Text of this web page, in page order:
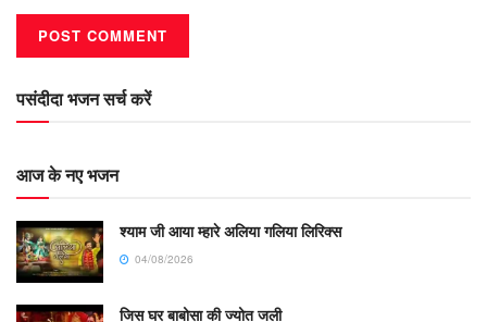
पसंदीदा भजन सर्च करें
आज के नए भजन
श्याम जी आया म्हारे अलिया गलिया लिरिक्स
04/08/2026
जिस घर बाबोसा की ज्योत जली